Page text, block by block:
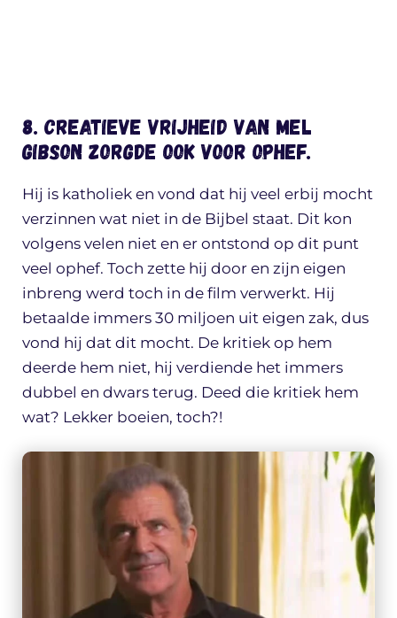
8. Creatieve vrijheid van Mel
Gibson zorgde ook voor ophef.
Hij is katholiek en vond dat hij veel erbij mocht
verzinnen wat niet in de Bijbel staat. Dit kon
volgens velen niet en er ontstond op dit punt
veel ophef. Toch zette hij door en zijn eigen
inbreng werd toch in de film verwerkt. Hij
betaalde immers 30 miljoen uit eigen zak, dus
vond hij dat dit mocht. De kritiek op hem
deerde hem niet, hij verdiende het immers
dubbel en dwars terug. Deed die kritiek hem
wat? Lekker boeien, toch?!